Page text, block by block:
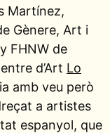
Martínez,
Gènere, Art i
FHNW de
d’Art Lo
amb veu però
a artistes
espanyol, que